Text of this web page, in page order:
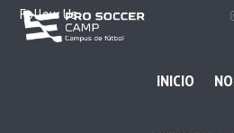
Follow Us
INICIO